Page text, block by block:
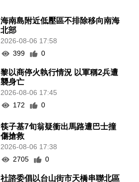
海南島附近低壓區不排除移向南海
北部
2026-08-06 17:58
399
0
黎以商停火執行情況 以軍稱2兵遭
襲身亡
2026-08-06 17:45
172
0
筷子基7旬翁疑衝出馬路遭巴士撞
傷搶救
2026-08-06 17:38
2705
0
社諮委倡以台山街市天橋串聯北區